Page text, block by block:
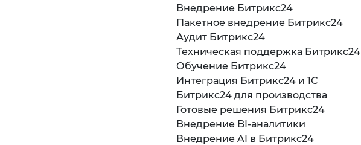
Внедрение Битрикс24
Пакетное внедрение Битрикс24
Аудит Битрикс24
Техническая поддержка Битрикс24
Обучение Битрикс24
Интеграция Битрикс24 и 1С
Битрикс24 для производства
Готовые решения Битрикс24
Внедрение BI-аналитики
Внедрение AI в Битрикс24